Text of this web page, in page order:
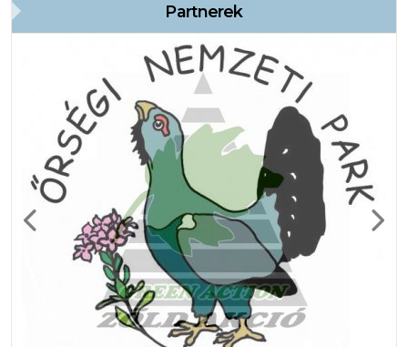
Partnerek
Previous Next